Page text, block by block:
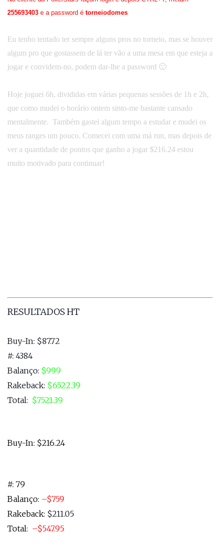
255693403 e a password é torneiodomes
Eu tenho tentado ter sempre alguns pros no torneio, mas se houver
algum pro que gostassem de lá ter vão a uma mesa em que esteja a
jogar e convidem-no, podem dar-lhe a password 🙂
Hoje joguei 6h, divididas em várias pequenas sessões de 1h e 2h,
que como mudei o horário ontem sinto-me bastante cansado
mentalmente. Também gastei algum tempo a estudar e mudei os
meus ranges um pouco. Comecei com uma má run, mas depois de
ver a quantidade de pontos que ganho a jogar $216.24 estou
muito motivado para continuar!
RESULTADOS HT
Buy-In: $87.72
#: 4384
Balanço: $999
Rakeback: $6522.39
Total: $7521.39
Buy-In: $216.24
#: 79
Balanço: –$759
Rakeback: $211.05
Total: –$547.95